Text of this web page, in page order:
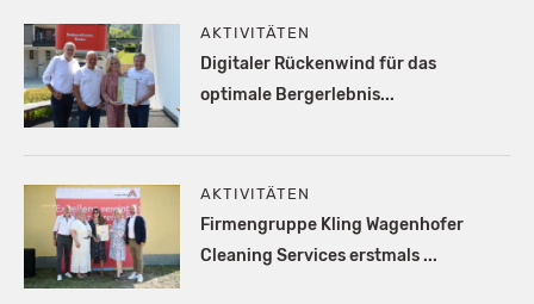
AKTIVITÄTEN
Digitaler Rückenwind für das
optimale Bergerlebnis...
AKTIVITÄTEN
Firmengruppe Kling Wagenhofer
Cleaning Services erstmals ...